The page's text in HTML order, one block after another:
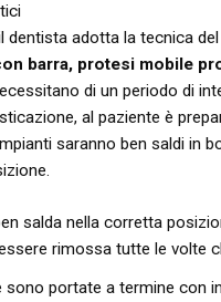
dentista adotta la tecnica
barra, protesi mobile
di un periodo di
al paziente è
saranno ben saldi in
salda nella corretta
rimossa tutte le volte
sono portate a termine con